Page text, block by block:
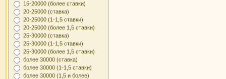
15-20000 (более ставки)
20-25000 (ставка)
20-25000 (1-1,5 ставки)
20-25000 (более 1,5 ставки)
25-30000 (ставка)
25-30000 (1-1,5 ставки)
25-30000 (более 1,5 ставки)
более 30000 (ставка)
более 30000 (1-1,5 ставки)
более 30000 (1,5 и более)